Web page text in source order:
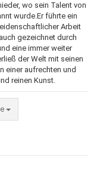
wo sein Talent von
wurde.Er führte ein
Arbeit
gezeichnet durch
eine immer weiter
der Welt mit seinen
einer aufrechten und
reinen Kunst.